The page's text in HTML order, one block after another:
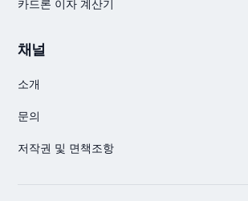
카드론 이자 계산기
채널
소개
문의
저작권 및 면책조항